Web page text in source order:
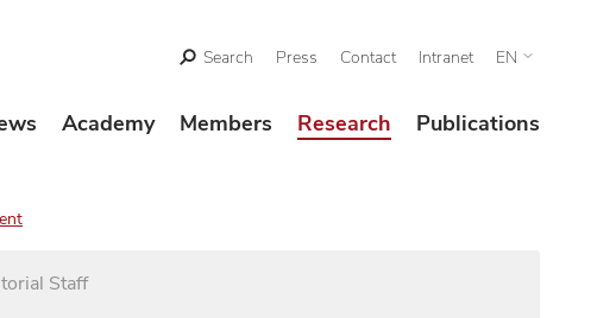
Search Press Contact Intranet EN
Academy Members Research Publications
Staff